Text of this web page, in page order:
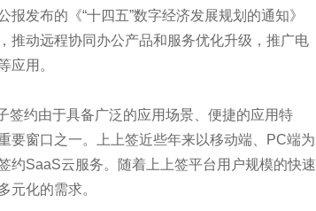
发布的《“十四五”数字经济发展规划的通知》
推动远程协同办公产品和服务优化升级，推广电
应用。
约由于具备广泛的应用场景、便捷的应用特
要窗口之一。上上签近些年来以移动端、PC端为
约SaaS云服务。随着上上签平台用户规模的快速
元化的需求。